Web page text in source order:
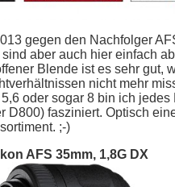
gegen den Nachfolger
aber auch hier einfach
Blende ist es sehr gut,
nicht mehr
oder sogar 8 bin ich jedes
D800) fasziniert. Optisch
;-)
AFS 35mm, 1,8G DX